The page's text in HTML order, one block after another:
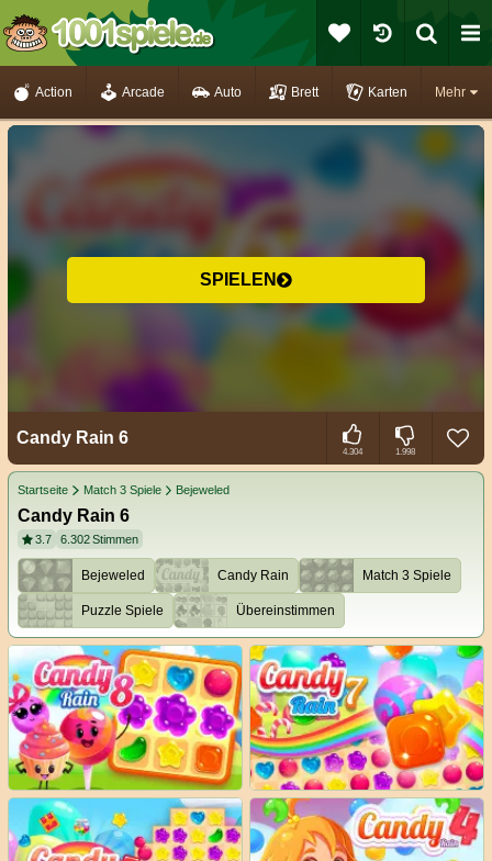
Mehr
Action Arcade Auto Brett Karten
SPIELEN
Candy Rain 6
4.304 1.998
Startseite Match 3 Spiele Bejeweled
Candy Rain 6
3.7 6.302Stimmen
Bejeweled Candy Rain Match 3 Spiele
Puzzle Spiele Übereinstimmen